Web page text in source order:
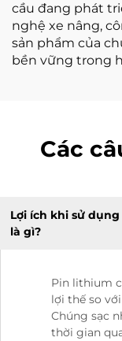
cầu đang phát
nghệ xe nâng,
sản phẩm của
bền vững trong
Các
Lợi ích khi sử
là gì?
Pin lithium
lợi thế so
Chúng sạc
thời gian